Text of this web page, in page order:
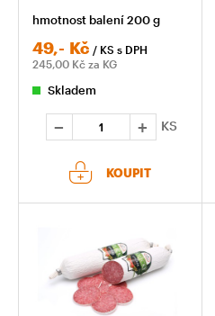
hmotnost balení 200 g
49,- Kč / KS s DPH
245,00 Kč za KG
Skladem
KS
KOUPIT